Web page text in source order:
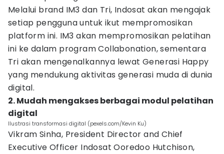
Melalui brand IM3 dan Tri, Indosat akan mengajak
setiap pengguna untuk ikut mempromosikan
platform ini. IM3 akan mempromosikan pelatihan
ini ke dalam program Collabonation, sementara
Tri akan mengenalkannya lewat Generasi Happy
yang mendukung aktivitas generasi muda di dunia
digital.
2. Mudah mengakses berbagai modul pelatihan
digital
Ilustrasi transformasi digital (pexels.com/Kevin Ku)
Vikram Sinha, President Director and Chief
Executive Officer Indosat Ooredoo Hutchison,